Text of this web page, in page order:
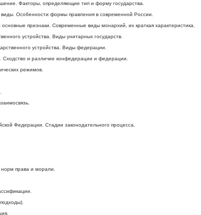
Факторы, определяющие тип и форму государства.
Особенности формы правления в современной России.
признаки. Современные виды монархий, их краткая характеристика.
устройства. Виды унитарных государств.
устройства. Виды федерации.
и различие конфедерации и федерации.
режимов.
Федерации. Стадии законодательного процесса.
права и морали.